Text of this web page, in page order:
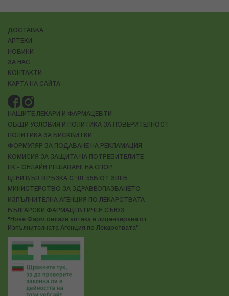
ДОСТАВКА
АПТЕКИ
НОВИНИ
ЗА НАС
КОНТАКТИ
КАРТА НА САЙТА
НАШИТЕ ЛЕКАРИ И ФАРМАЦЕВТИ
ОБЩИ УСЛОВИЯ И ПОЛИТИКА ЗА ПОВЕРИТЕЛНОСТ
ПОЛИТИКА ЗА БИСКВИТКИ
ФОРМУЛЯР ЗА ПОДАВАНЕ НА РЕКЛАМАЦИЯ
КОМИСИЯ ЗА ЗАЩИТА НА ПОТРЕБИТЕЛИТЕ
ЕК - ОНЛАЙН РЕШАВАНЕ НА СПОР
ЦЕНИ ВЪВ ВРЪЗКА С ЧЛ. 55Б ОТ ЗВЕБ
МИНИСТЕРСТВО ЗА ЗДРАВЕОПАЗВАНЕТО
ИЗПЪЛНИТЕЛНА АГЕНЦИЯ ПО ЛЕКАРСТВАТА
БЪЛГАРСКИ ФАРМАЦЕВТИЧЕН СЪЮЗ
"Нове Фарм онлайн аптека е лицензирана от
Изпълнителната Агенция по Лекарствата"